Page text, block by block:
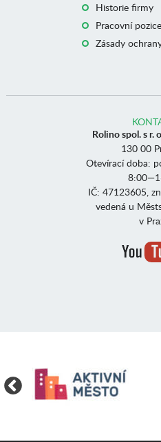
Historie firmy
Pracovní pozice
Zásady
Rolino spol. s r.
130 00
Otevírací doba:
IČ: 47123605,
vedená u
v